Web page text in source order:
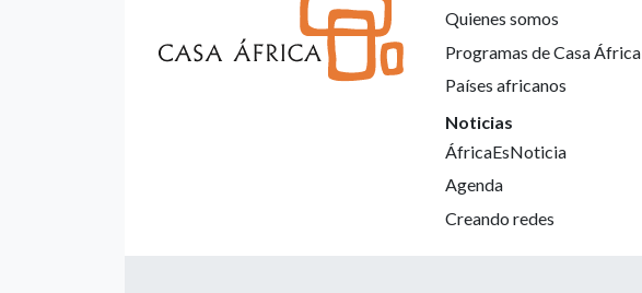
Quienes somos
Programas de Casa África
Países africanos
Noticias
ÁfricaEsNoticia
Agenda
Creando redes